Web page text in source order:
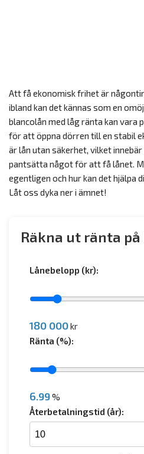
Att få ekonomisk frihet är
ibland kan det kännas som en
blancolån med låg ränta kan vara
för att öppna dörren till en stabil
är lån utan säkerhet, vilket
pantsätta något för att få lånet.
egentligen och hur kan det hjälpa
Låt oss dyka ner i ämnet!
Räkna ut ränta på
Lånebelopp (kr):
180 000kr
Ränta (%):
6.99%
Återbetalningstid (år):